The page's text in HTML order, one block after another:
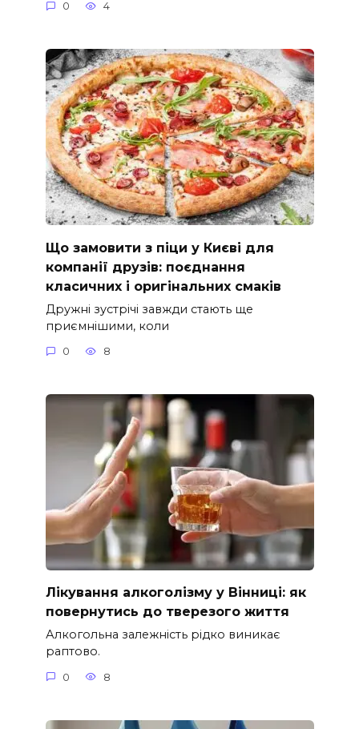
0 4
Що замовити з піци у Києві для
компанії друзів: поєднання
класичних і оригінальних смаків
Дружні зустрічі завжди стають ще
приємнішими, коли
0 8
Лікування алкоголізму у Вінниці: як
повернутись до тверезого життя
Алкогольна залежність рідко виникає
раптово.
0 8